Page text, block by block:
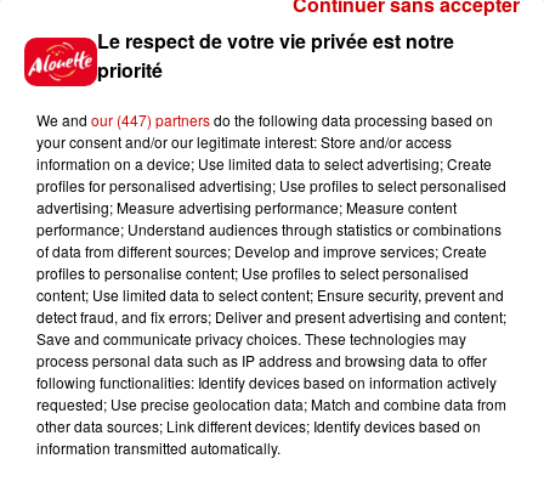
Jeux Voir plus
Gagnez vos places pour le
Festival du Roi Arthur 2026 !
Gagnez vos entrées pour le
Musée du Sport Automobile au
Mans !
Alouette vous invite à
Futuroscope Xperiences !
Le respect de votre vie privée est notre
priorité
We and our (447) partnersdo the following data processing based on
your consent and/or our legitimate interest: Store and/or access
information on a device; Use limited data to select advertising; Create
profiles for personalised advertising; Use profiles to select personalised
advertising; Measure advertising performance; Measure content
performance; Understand audiences through statistics or combinations
of data from different sources; Develop and improve services; Create
profiles to personalise content; Use profiles to select personalised
content; Use limited data to select content; Ensure security, prevent and
detect fraud, and fix errors; Deliver and present advertising and content;
Save and communicate privacy choices. These technologies may
process personal data such as IP address and browsing data to offer
following functionalities: Identify devices based on information actively
requested; Use precise geolocation data; Match and combine data from
other data sources; Link different devices; Identify devices based on
information transmitted automatically.